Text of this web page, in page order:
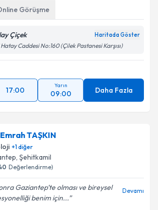
Takvim Talebini Gönder
Görüşme
Çiçek Haritada Göster
Caddesi No:160 (Çilek Pastanesi Karşısı)
17:00
Yarın
09:00 Daha Fazla
TAŞKIN
+1diğer
, Şehitkamil
Değerlendirme)
Gaziantep’te olması ve bireysel
benim için...
Devamı